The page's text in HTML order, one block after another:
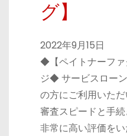
グ】
2022年9月15日
◆【ペイトナーファ
ジ◆ サービスロー
の方にご利用いただ
審査スピードと手
非常に高い評価を